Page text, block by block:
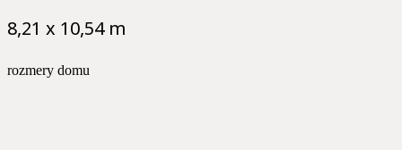
8,21 x 10,54 m
rozmery domu